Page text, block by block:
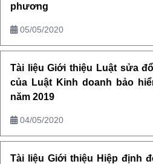
phương
05/05/2020
Tài liệu Giới thiệu Luật sửa
của Luật Kinh doanh bảo
năm 2019
04/05/2020
Tài liệu Giới thiệu Hiệp định